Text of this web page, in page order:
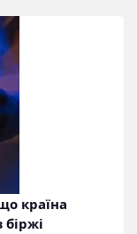
країна